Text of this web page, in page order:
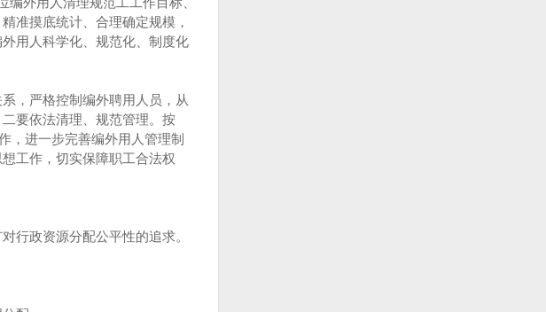
准摸底统计、合理确定规模，
用人科学化、规范化、制度化
，严格控制编外聘用人员，从
要依法清理、规范管理。按
，进一步完善编外用人管理制
工作，切实保障职工合法权
行政资源分配公平性的追求。